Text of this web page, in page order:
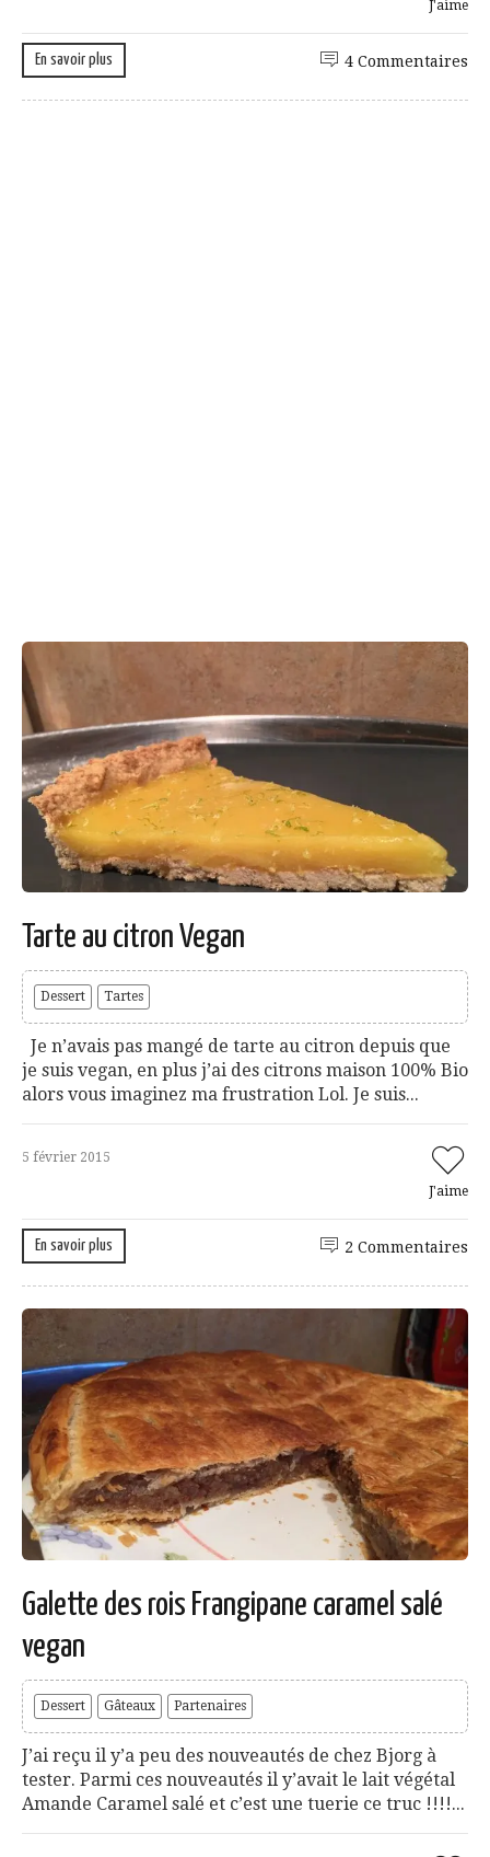
J'aime
En savoir plus 4 Commentaires
Tarte au citron Vegan
Dessert Tartes
Je n’avais pas mangé de tarte au citron depuis que
je suis vegan, en plus j’ai des citrons maison 100% Bio
alors vous imaginez ma frustration Lol. Je suis...
5 février 2015
J'aime
En savoir plus 2 Commentaires
Galette des rois Frangipane caramel salé
vegan
Dessert Gâteaux Partenaires
J’ai reçu il y’a peu des nouveautés de chez Bjorg à
tester. Parmi ces nouveautés il y’avait le lait végétal
Amande Caramel salé et c’est une tuerie ce truc !!!!...